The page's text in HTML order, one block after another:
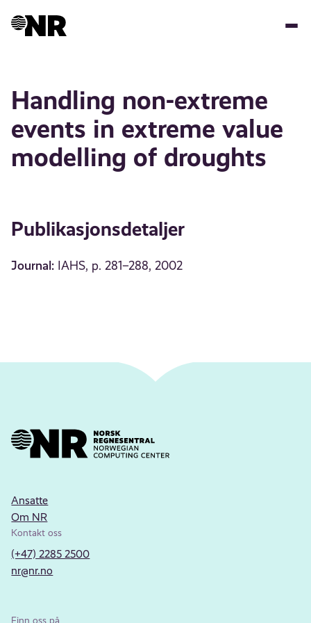
Handling non-extreme
events in extreme value
modelling of droughts
Publikasjonsdetaljer
Journal: IAHS, p. 281–288, 2002
Ansatte
Om NR
Kontakt oss
(+47) 2285 2500
nr@nr.no
Finn oss på